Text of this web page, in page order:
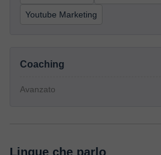
Youtube Marketing
Coaching
Avanzato
Lingue che parlo